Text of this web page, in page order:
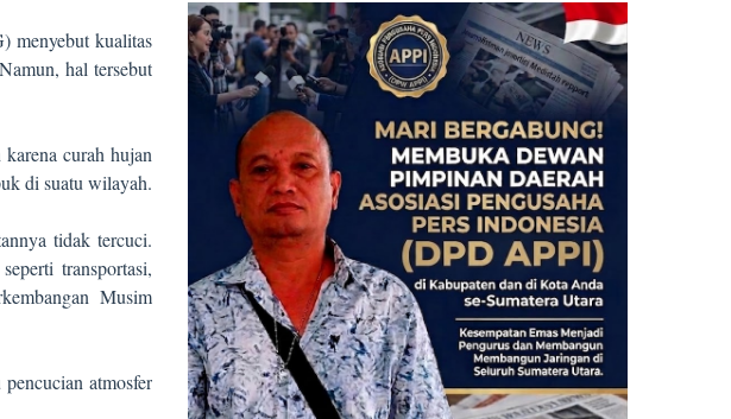
menyebut kualitas
hal tersebut
curah hujan
di suatu wilayah.
tidak tercuci.
transportasi,
Musim
atmosfer